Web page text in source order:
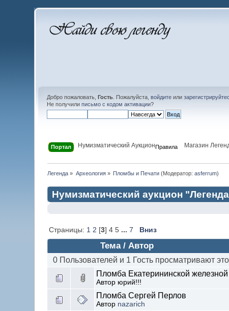
Добро пожаловать,Гость . Пожалуйста,войдите или
Не получилиписьмо с кодом активации?
Портал Нумизматический АукционПравила Магазин
Легенда » Археология» Пломбы и Печати (Модератор:asferrum)
Нумизматический аукцион
Страницы: 1 2 [3] 4 5 ... 7 Вниз
Тема / Автор
0 Пользователей и 1 Гость просматривают
Пломба Екатерининской
Автор юрий!!!
Пломба Сергей Перлов
Автор nazarich